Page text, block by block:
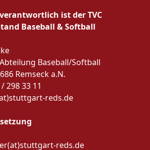
ist der TVC
Baseball & Softball
Baseball/Softball
Remseck a.N.
298 33 11
reds.de
reds.de